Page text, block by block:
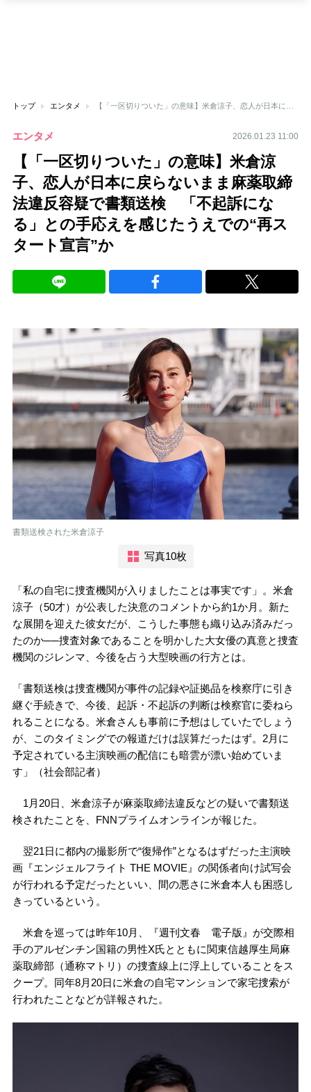
トップ エンタメ
エンタメ 2026.01.23 11:00
【「一区切りついた」の意味】米倉涼
子、恋人が日本に戻らないまま麻薬取締
法違反容疑で書類送検 「不起訴にな
る」との手応えを感じたうえでの“再ス
タート宣言”か
書類送検された米倉涼子
写真10枚
「私の自宅に捜査機関が入りましたことは事実です」。米倉
涼子（50才）が公表した決意のコメントから約1か月。新た
な展開を迎えた彼女だが、こうした事態も織り込み済みだっ
たのか──捜査対象であることを明かした大女優の真意と捜査
機関のジレンマ、今後を占う大型映画の行方とは。
「書類送検は捜査機関が事件の記録や証拠品を検察庁に引き
継ぐ手続きで、今後、起訴・不起訴の判断は検察官に委ねら
れることになる。米倉さんも事前に予想はしていたでしょう
が、このタイミングでの報道だけは誤算だったはず。2月に
予定されている主演映画の配信にも暗雲が漂い始めていま
す」（社会部記者）
1月20日、米倉涼子が麻薬取締法違反などの疑いで書類送
検されたことを、FNNプライムオンラインが報じた。
翌21日に都内の撮影所で“復帰作”となるはずだった主演映
画『エンジェルフライト THE MOVIE』の関係者向け試写会
が行われる予定だったといい、間の悪さに米倉本人も困惑し
きっているという。
米倉を巡っては昨年10月、『週刊文春 電子版』が交際相
手のアルゼンチン国籍の男性X氏とともに関東信越厚生局麻
薬取締部（通称マトリ）の捜査線上に浮上していることをス
クープ。同年8月20日に米倉の自宅マンションで家宅捜索が
行われたことなどが詳報された。